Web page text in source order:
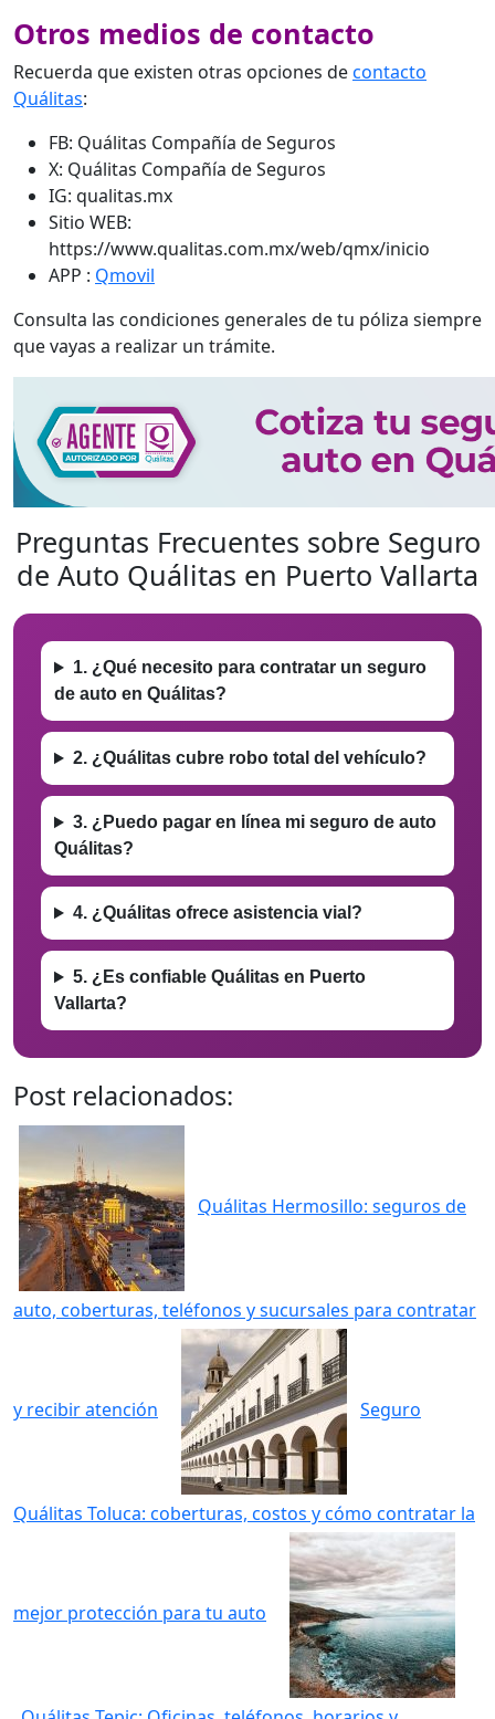
Otros medios de contacto
Recuerda que existen otras opciones decontacto
Quálitas:
FB: Quálitas Compañía de Seguros
X: Quálitas Compañía de Seguros
IG: qualitas.mx
Sitio WEB:
https://www.qualitas.com.mx/web/qmx/inicio
APP : Qmovil
Consulta las condiciones generales de tu póliza siempre
que vayas a realizar un trámite.
Preguntas Frecuentes sobre Seguro
de Auto Quálitas en Puerto Vallarta
1. ¿Qué necesito para contratar un seguro
de auto en Quálitas?
2. ¿Quálitas cubre robo total del vehículo?
3. ¿Puedo pagar en línea mi seguro de auto
Quálitas?
4. ¿Quálitas ofrece asistencia vial?
5. ¿Es confiable Quálitas en Puerto
Vallarta?
Post relacionados:
Quálitas Hermosillo: seguros de
auto, coberturas, teléfonos y sucursales para contratar
y recibir atención Seguro
Quálitas Toluca: coberturas, costos y cómo contratar la
mejor protección para tu auto